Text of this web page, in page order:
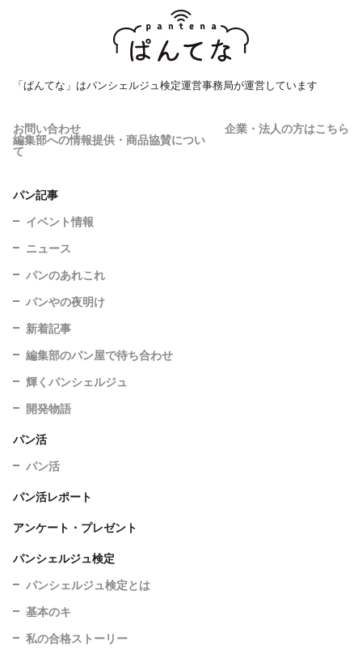
「ぱんてな」はパンシェルジュ検定運営事務局が運営しています
お問い合わせ 企業・法人の方はこちら
編集部への情報提供・商品協賛につい
て
パン記事
イベント情報
ニュース
パンのあれこれ
パンやの夜明け
新着記事
編集部のパン屋で待ち合わせ
輝くパンシェルジュ
開発物語
パン活
パン活
パン活レポート
アンケート・プレゼント
パンシェルジュ検定
パンシェルジュ検定とは
基本のキ
私の合格ストーリー